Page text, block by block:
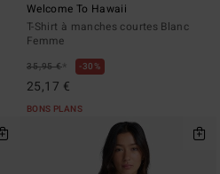
Welcome To Hawaii
T-Shirt à manches courtes Blanc
Femme
35,95 €* 30%
25,17 €
BONS PLANS